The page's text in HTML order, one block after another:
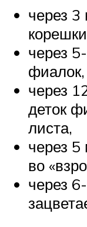
через 3
через
фиалок,
через
деток
листа,
через
во
через